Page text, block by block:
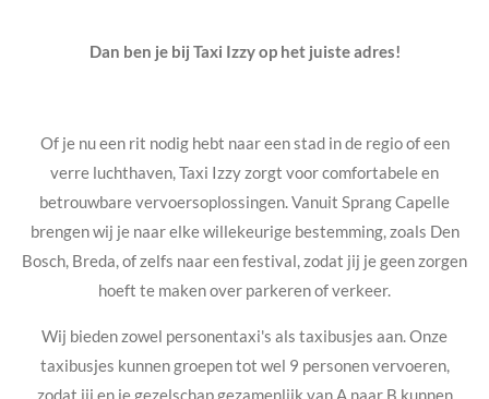
Dan ben je bij Taxi Izzy op het juiste adres!
Of je nu een rit nodig hebt naar een stad in de regio of een
verre luchthaven, Taxi Izzy zorgt voor comfortabele en
betrouwbare vervoersoplossingen. Vanuit Sprang Capelle
brengen wij je naar elke willekeurige bestemming, zoals Den
Bosch, Breda, of zelfs naar een festival, zodat jij je geen zorgen
hoeft te maken over parkeren of verkeer.
Wij bieden zowel personentaxi's als taxibusjes aan. Onze
taxibusjes kunnen groepen tot wel 9 personen vervoeren,
zodat jij en je gezelschap gezamenlijk van A naar B kunnen